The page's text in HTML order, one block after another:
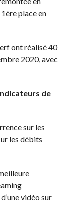
place en
ont réalisé 40
2020, avec
de
sur les
les débits
vidéo sur